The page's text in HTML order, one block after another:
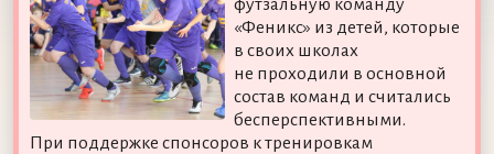
футзальную команду
«Феникс» из детей, которые
в своих школах
не проходили в основной
состав команд и считались
бесперспективными.
При поддержке спонсоров к тренировкам